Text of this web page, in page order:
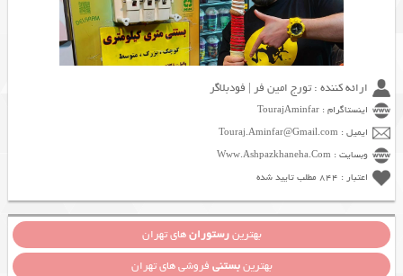
ارائه کننده : تورج امین فر | فودبلاگر
اینستاگرام : TourajAminfar
ایمیل : Touraj.Aminfar@Gmail.com
وبسایت : Www.Ashpazkhaneha.Com
اعتبار : 844 مطلب تایید شده
بهترینرستورانهای تهران
بهترینبستنی فروشی های تهران